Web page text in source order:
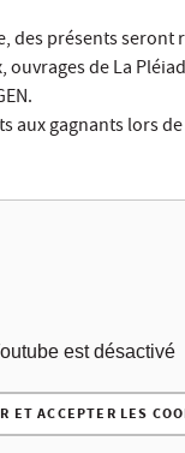
des présents
de La
aux gagnants lors
est désactivé
ET ACCEPTER LES